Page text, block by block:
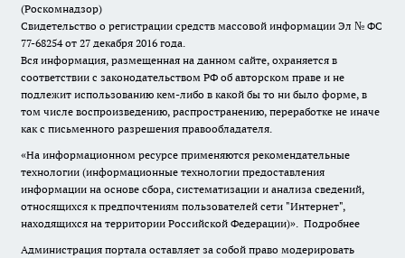
(Роскомнадзор)
Свидетельство о регистрации средств массовой информации Эл № ФС
77-68254 от 27 декабря 2016 года.
Вся информация, размещенная на данном сайте, охраняется в
соответствии с законодательством РФ об авторском праве и не
подлежит использованию кем-либо в какой бы то ни было форме, в
том числе воспроизведению, распространению, переработке не иначе
как с письменного разрешения правообладателя.
«На информационном ресурсе применяются рекомендательные
технологии (информационные технологии предоставления
информации на основе сбора, систематизации и анализа сведений,
относящихся к предпочтениям пользователей сети "Интернет",
находящихся на территории Российской Федерации)». Подробнее
Администрация портала оставляет за собой право модерировать